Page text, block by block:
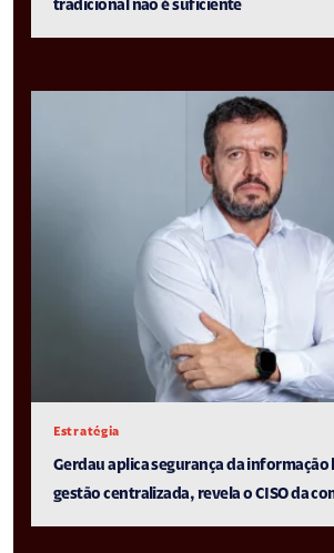
tradicional não é suficiente
Estratégia
Gerdau aplica segurança da informação
gestão centralizada, revela o CISO da